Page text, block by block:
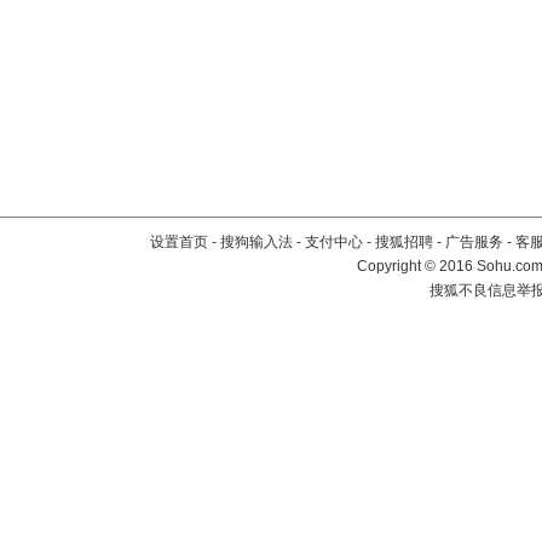
设置首页 - 搜狗输入法 - 支付中心 - 搜狐招聘 - 广告服务 - 客
Copyright©2016
搜狐不良信息举